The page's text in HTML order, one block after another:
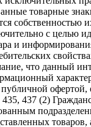
товарные
собственностью
с целью
и
что данный
публичной офертой,
437 (2)
товаров,